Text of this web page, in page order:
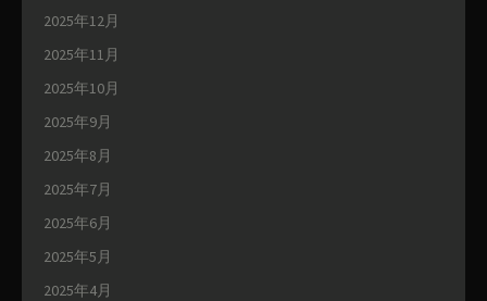
2025年12月
2025年11月
2025年10月
2025年9月
2025年8月
2025年7月
2025年6月
2025年5月
2025年4月